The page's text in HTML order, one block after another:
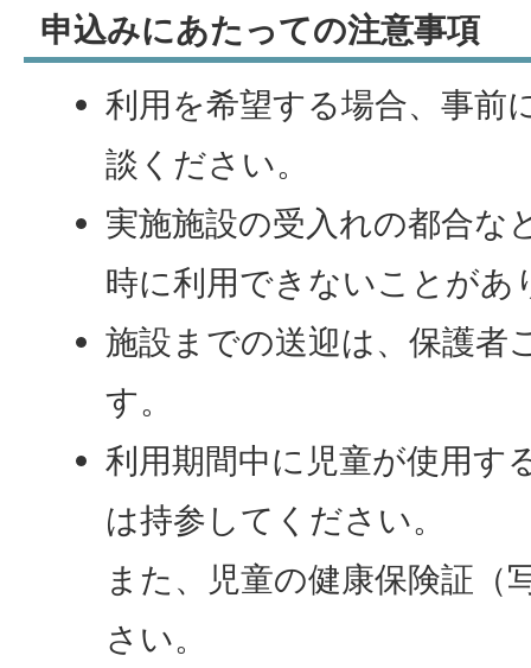
申込みにあたっての注意事項
利用を希望する場合、事前
談ください。
実施施設の受入れの都合な
時に利用できないことがあ
施設までの送迎は、保護者
す。
利用期間中に児童が使用す
は持参してください。
また、児童の健康保険証（
さい。